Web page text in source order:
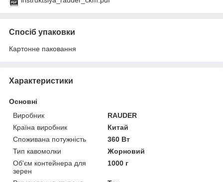
Спосіб упаковки
Картонне паковання
Характеристики
Основні
Виробник
RAUDER
Країна виробник
Китай
Споживана потужність
360 Вт
Тип кавомолки
Жорновий
Об'єм контейнера для
зерен
1000 г